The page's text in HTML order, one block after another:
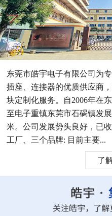
东莞市皓宇电子有限公司为
插座、连接器的优质供应商
块定制化服务。自2006年在
至电子重镇东莞市石碣镇发
米。公司发展势头良好，已
工厂、三个品牌: 目前主要...
了